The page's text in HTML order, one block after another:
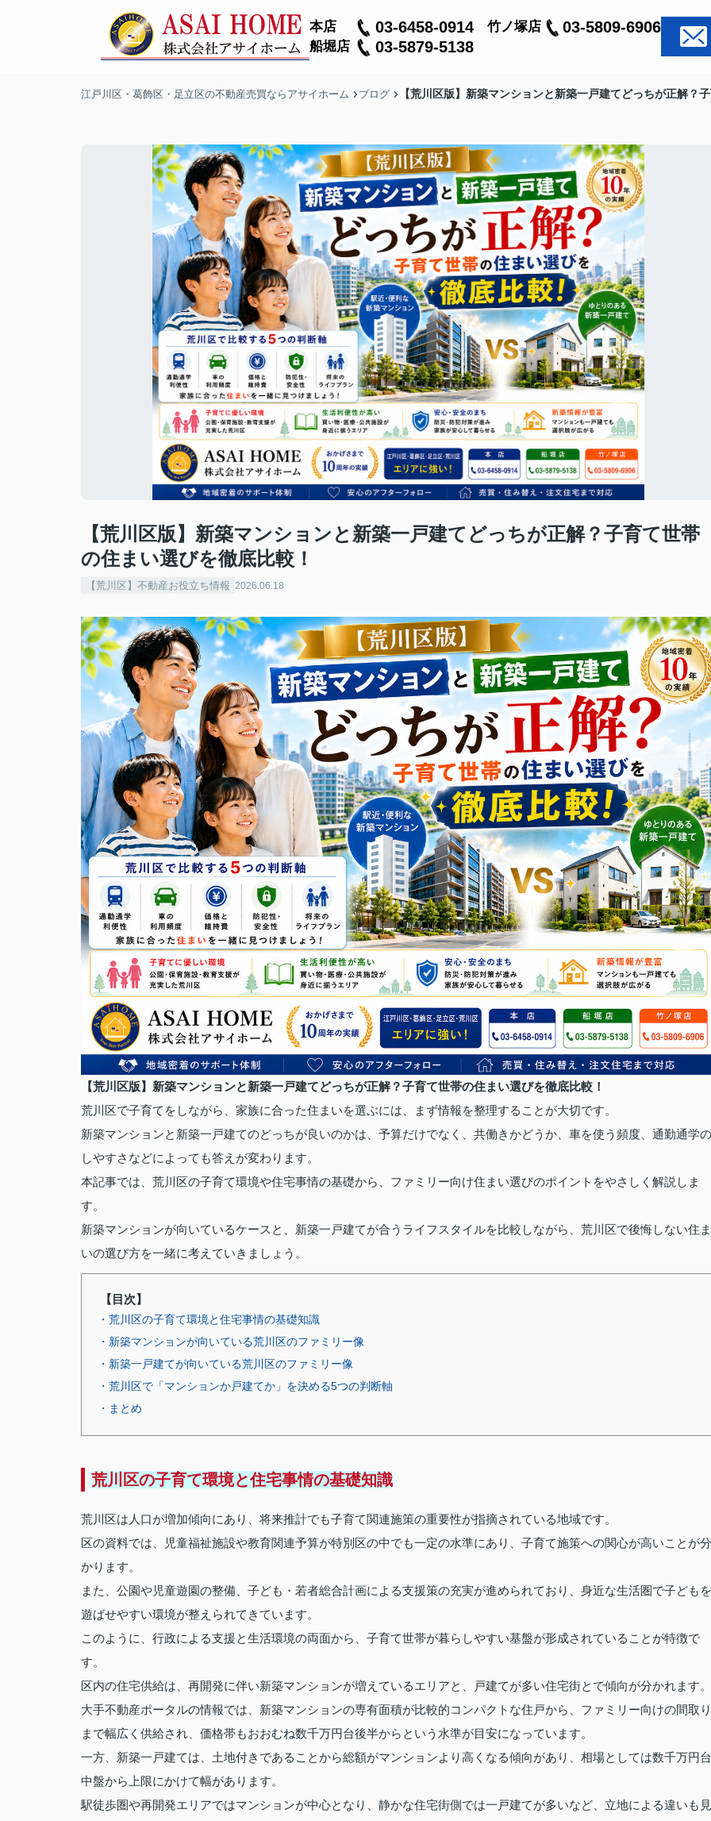
本店 03-6458-0914 竹ノ塚店 03-5809-6906
船堀店 03-5879-5138
江戸川区・葛飾区・足立区の不動産売買ならアサイホーム ブログ 【荒川区版】新築マンションと新築一戸建てどっちが正解？
【荒川区版】新築マンションと新築一戸建てどっちが正解？子育て世帯
の住まい選びを徹底比較！
【荒川区】不動産お役立ち情報 2026.06.18
【荒川区版】新築マンションと新築一戸建てどっちが正解？子育て世帯の住まい選びを徹底比較！
荒川区で子育てをしながら、家族に合った住まいを選ぶには、まず情報を整理することが大切です。
新築マンションと新築一戸建てのどっちが良いのかは、予算だけでなく、共働きかどうか、車を使う頻度、通勤通学の
しやすさなどによっても答えが変わります。
本記事では、荒川区の子育て環境や住宅事情の基礎から、ファミリー向け住まい選びのポイントをやさしく解説しま
す。
新築マンションが向いているケースと、新築一戸建てが合うライフスタイルを比較しながら、荒川区で後悔しない住ま
いの選び方を一緒に考えていきましょう。
【目次】
・荒川区の子育て環境と住宅事情の基礎知識
・新築マンションが向いている荒川区のファミリー像
・新築一戸建てが向いている荒川区のファミリー像
・荒川区で「マンションか戸建てか」を決める5つの判断軸
・まとめ
荒川区の子育て環境と住宅事情の基礎知識
荒川区は人口が増加傾向にあり、将来推計でも子育て関連施策の重要性が指摘されている地域です。
区の資料では、児童福祉施設や教育関連予算が特別区の中でも一定の水準にあり、子育て施策への関心が高いことが分
かります。
また、公園や児童遊園の整備、子ども・若者総合計画による支援策の充実が進められており、身近な生活圏で子どもを
遊ばせやすい環境が整えられてきています。
このように、行政による支援と生活環境の両面から、子育て世帯が暮らしやすい基盤が形成されていることが特徴で
す。
区内の住宅供給は、再開発に伴い新築マンションが増えているエリアと、戸建てが多い住宅街とで傾向が分かれます。
大手不動産ポータルの情報では、新築マンションの専有面積が比較的コンパクトな住戸から、ファミリー向けの間取り
まで幅広く供給され、価格帯もおおむね数千万円台後半からという水準が目安になっています。
一方、新築一戸建ては、土地付きであることから総額がマンションより高くなる傾向があり、相場としては数千万円台
中盤から上限にかけて幅があります。
駅徒歩圏や再開発エリアではマンションが中心となり、静かな住宅街側では一戸建てが多いなど、立地による違いも見